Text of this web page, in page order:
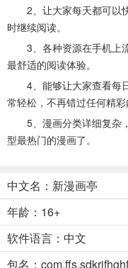
2、让大家每天都可以
时继续阅读。
3、各种资源在手机上
最舒适的阅读体验。
4、能够让大家查看每
常轻松，不再错过任何精彩
5、漫画分类详细复杂
型最热门的漫画了。
中文名：新漫画亭
年龄：16+
软件语言：中文
包名：com.ffs.sdkrifhghf